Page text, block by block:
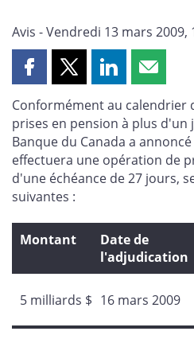
Avis - Vendredi 13 mars 2009,
Partager
page
sur
Facebook
Partager
page
sur
X
Partager
page
sur
LinkedIn
Partager
page
par
courriel
Conformément au calendrier
prises en pension à plus d'un
Banque du Canada a
effectuera une opération de
d'une échéance de 27 jours,
suivantes :
Montant
Date de
l'adjudication
5 milliards $ 16 mars 2009